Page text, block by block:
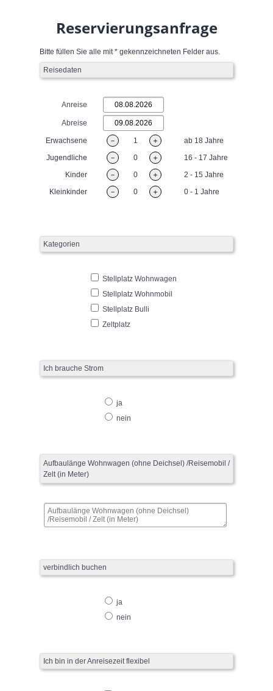
Reservierungsanfrage
Bitte füllen Sie alle mit * gekennzeichneten Felder aus.
Reisedaten
Anreise
Abreise
Erwachsene － 1 ＋
ab 18 Jahre
Jugendliche
－ 0 ＋
16 - 17 Jahre
Kinder
－ 0 ＋
2 - 15 Jahre
Kleinkinder
－ 0 ＋ 0 - 1 Jahre
Kategorien
Stellplatz Wohnwagen
Stellplatz Wohnmobil
Stellplatz Bulli
Zeltplatz
Ich brauche Strom
ja
nein
Aufbaulänge Wohnwagen (ohne Deichsel) /Reisemobil /
Zelt (in Meter)
verbindlich buchen
ja
nein
Ich bin in der Anreisezeit flexibel